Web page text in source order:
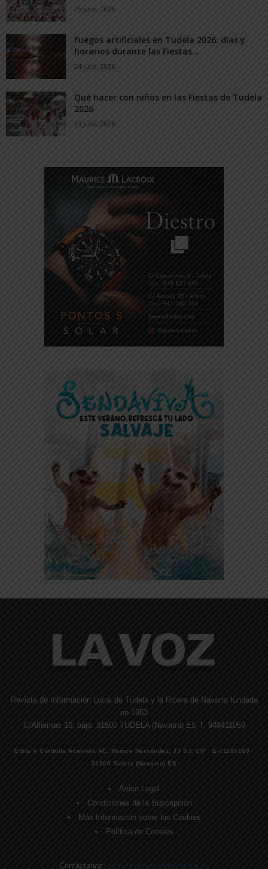
25 julio, 2026
Fuegos artificiales en Tudela 2026: días y
horarios durante las Fiestas...
24 julio, 2026
Qué hacer con niños en las Fiestas de Tudela
2026
23 julio, 2026
Revista de Información Local de Tudela y la Ribera de Navarra fundada
en 1953
C/Alhemas 10, bajo. 31500 TUDELA (Navarra) ES T. 948411059
Edita © Córdoba Acarreta AC, Ramos Hernández, JJ S.I. CIF · E-71185169 ·
31500 Tudela (Navarra) ES
Aviso Legal
Condiciones de la Suscripción
Más Información sobre las Cookies
Política de Cookies
Contáctanos: direccion@lavozdelaribera.es